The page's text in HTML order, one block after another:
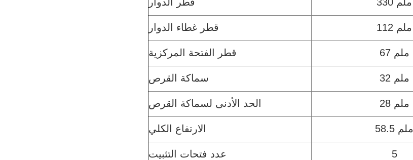
قطر غطاء الدوار 112 ملم
قطر الفتحة المركزية 67 ملم
سماكة القرص 32 ملم
الحد الأدنى لسماكة القرص 28 ملم
الارتفاع الكلي 58.5 ملم
عدد فتحات التثبيت 5